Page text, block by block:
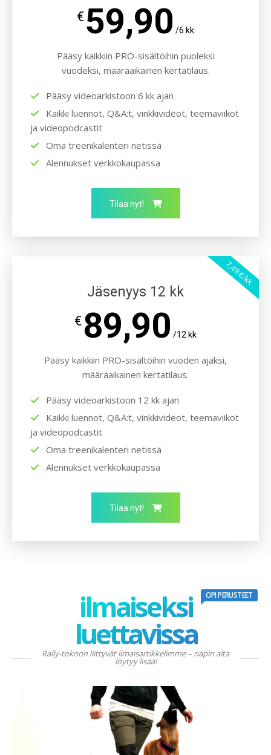
€59,90 /6 kk
Pääsy kaikkiin PRO-sisältöihin puoleksi
vuodeksi, määräaikainen kertatilaus.
Pääsy videoarkistoon 6 kk ajan
Kaikki luennot, Q&A:t, vinkkivideot, teemaviikot
ja videopodcastit
Oma treenikalenteri netissä
Alennukset verkkokaupassa
Tilaa nyt!
7,49 €/kk
Jäsenyys 12 kk
€ 89,90 /12 kk
Pääsy kaikkiin PRO-sisältöihin vuoden ajaksi,
määräaikainen kertatilaus.
Pääsy videoarkistoon 12 kk ajan
Kaikki luennot, Q&A:t, vinkkivideot, teemaviikot
ja videopodcastit
Oma treenikalenteri netissä
Alennukset verkkokaupassa
Tilaa nyt!
ilmaiseksi
luettavissa
OPI PERUSTEET
Rally-tokoon liittyvät ilmaisartikkelimme – napin alta
löytyy lisää!